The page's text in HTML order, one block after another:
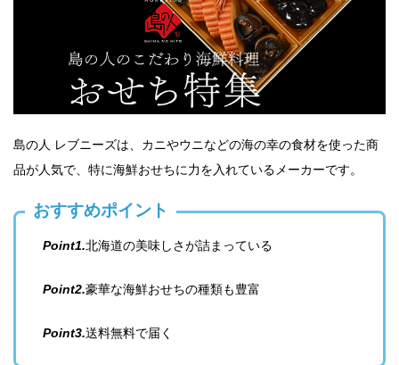
島の人 レブニーズは、カニやウニなどの海の幸の食材を使った商
品が人気で、特に海鮮おせちに力を入れているメーカーです。
おすすめポイント
Point1.北海道の美味しさが詰まっている
Point2.豪華な海鮮おせちの種類も豊富
Point3.送料無料で届く